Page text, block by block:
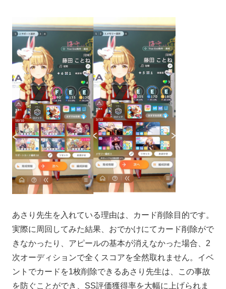
あさり先生を入れている理由は、カード削除目的です。
実際に周回してみた結果、おでかけにてカード削除がで
きなかったり、アピールの基本が消えなかった場合、2
次オーディションで全くスコアを全然取れません。イベ
ントでカードを1枚削除できるあさり先生は、この事故
を防ぐことができ、SS評価獲得率を大幅に上げられま